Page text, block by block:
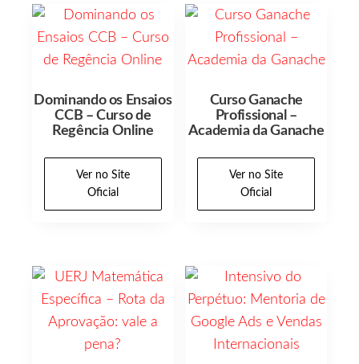
Dominando os Ensaios
CCB – Curso de
Regência Online
Ver no Site
Oficial
Curso Ganache
Profissional –
Academia da Ganache
Ver no Site
Oficial